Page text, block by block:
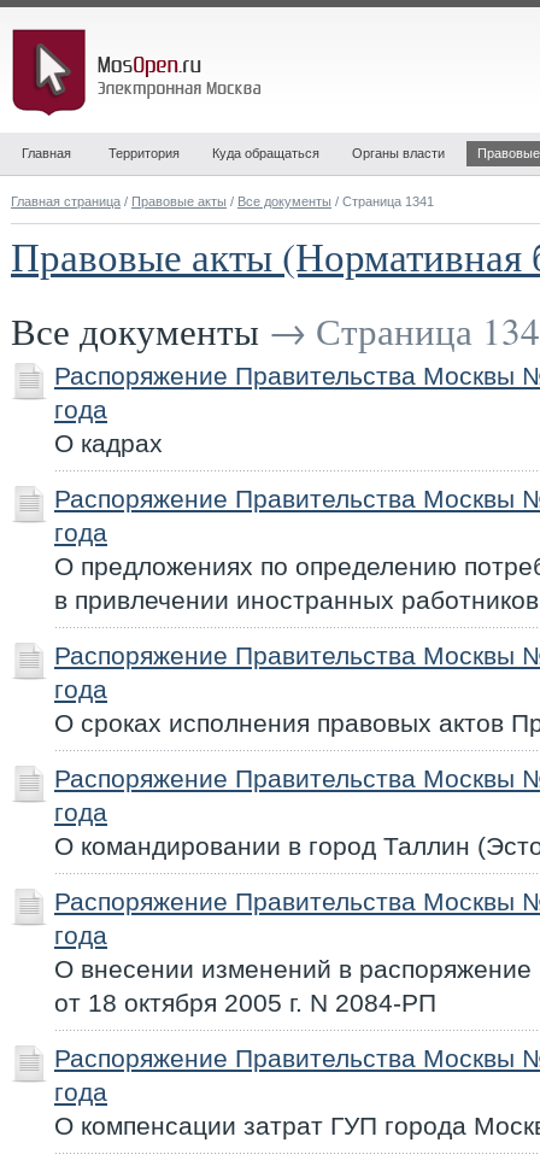
Главная Территория Куда обращаться Органы власти
Главная страница / Правовые акты / Все документы / Страница 1341
Правовые акты (Нормативная
Все документы → Страница
Распоряжение Правительства Москвы
года
О кадрах
Распоряжение Правительства Москвы
года
О предложениях по определению
в привлечении иностранных
Распоряжение Правительства Москвы
года
О сроках исполнения правовых актов
Распоряжение Правительства Москвы
года
О командировании в город Таллин
Распоряжение Правительства Москвы
года
О внесении изменений в
от 18 октября 2005 г. N 2084-РП
Распоряжение Правительства Москвы
года
О компенсации затрат ГУП города